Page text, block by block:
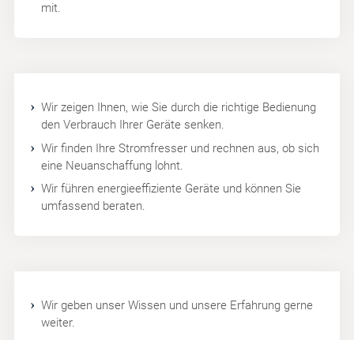
mit.
Wir zeigen Ihnen, wie Sie durch die richtige Bedienung
den Verbrauch Ihrer Geräte senken.
Wir finden Ihre Stromfresser und rechnen aus, ob sich
eine Neuanschaffung lohnt.
Wir führen energieeffiziente Geräte und können Sie
umfassend beraten.
Wir geben unser Wissen und unsere Erfahrung gerne
weiter.